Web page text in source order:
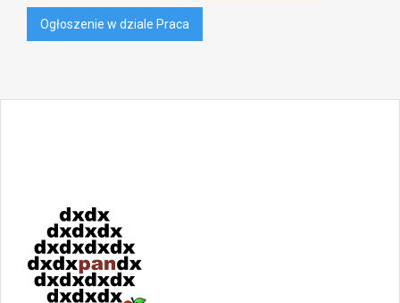
Ogłoszenie w dziale Praca